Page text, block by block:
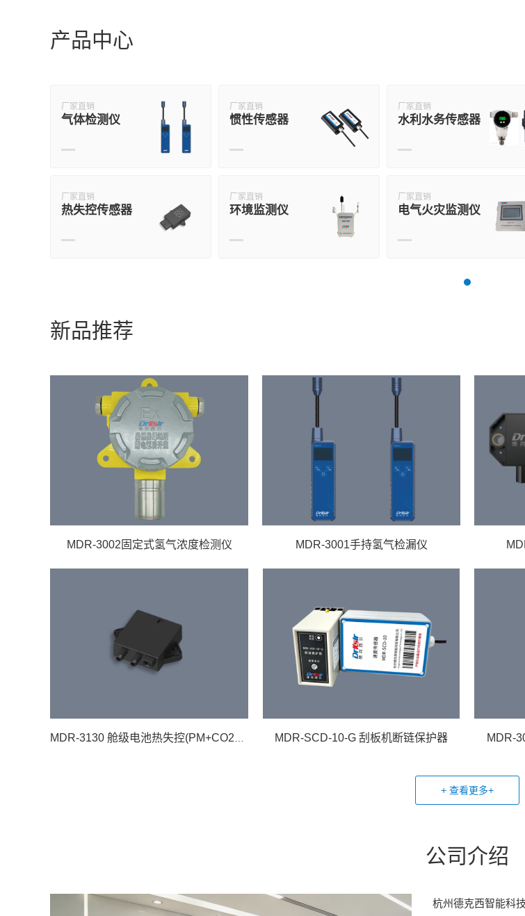
产品中心
厂家直销
气体检测仪
厂家直销
惯性传感器
厂家直销
水利水务传感器
厂家直销
热失控传感器
厂家直销
环境监测仪
厂家直销
电气火灾监测仪
新品推荐
MDR-3002固定式氢气浓度检测仪 MDR-3001手持氢气检漏仪
MDR-SCD-10-G 刮板机断链保护器 MDR-
+ 查看更多+
公司介绍
杭州德克西智能科